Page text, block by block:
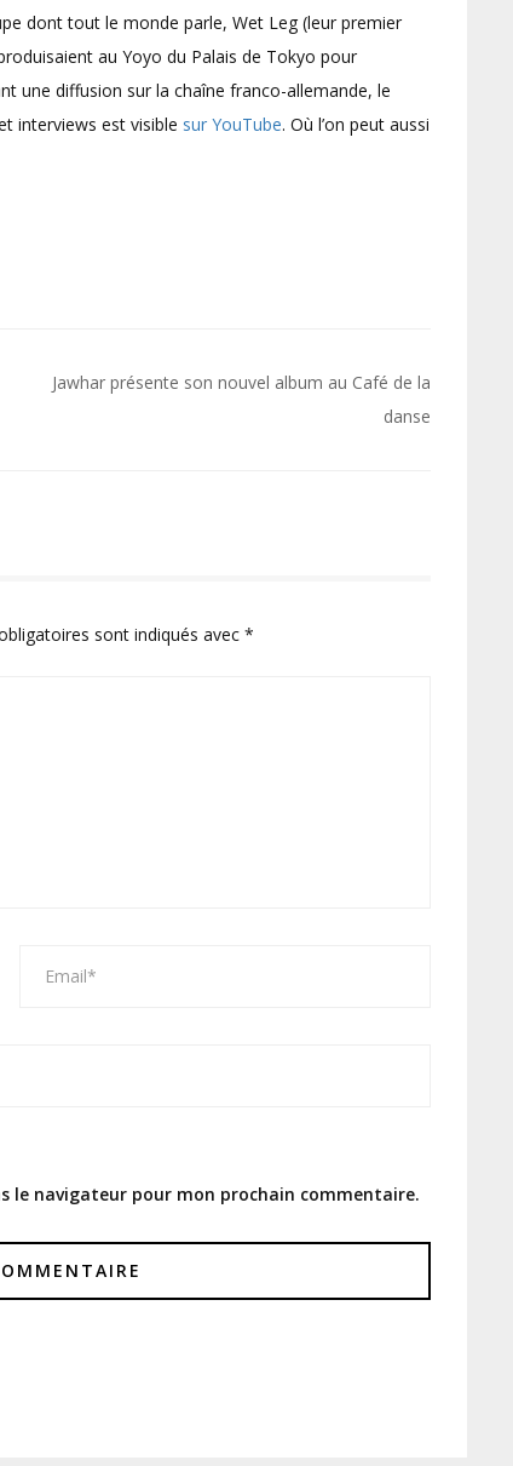
dont tout le monde parle, Wet Leg (leur premier
au Yoyo du Palais de Tokyo pour
une diffusion sur la chaîne franco-allemande, le
interviews est visible sur YouTube. Où l’on peut aussi
Jawhar présente son nouvel album au Café de la
danse
sont indiqués avec *
le navigateur pour mon prochain commentaire.